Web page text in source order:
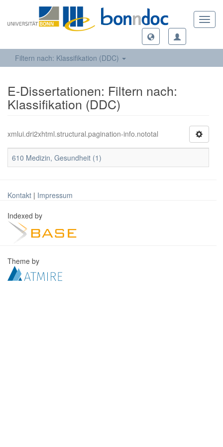
Filtern nach: Klassifikation (DDC)
E-Dissertationen: Filtern nach:
Klassifikation (DDC)
xmlui.dri2xhtml.structural.pagination-info.nototal
610 Medizin, Gesundheit (1)
Kontakt | Impressum
Indexed by
Theme by